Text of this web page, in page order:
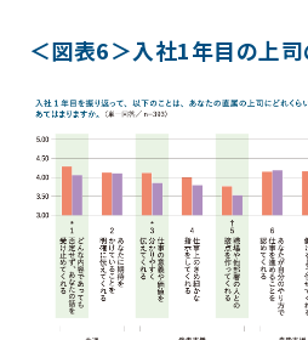
＜図表6＞入社1年目の上